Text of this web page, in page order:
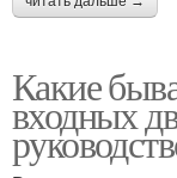
Какие
входных